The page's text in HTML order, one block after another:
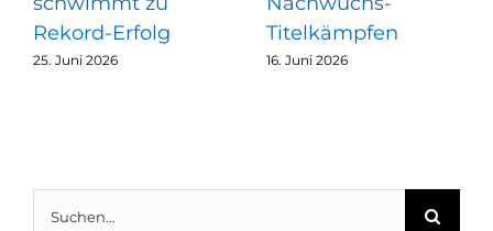
Rekord-Erfolg
25. Juni 2026
Titelkämpfen
16. Juni 2026
Suche